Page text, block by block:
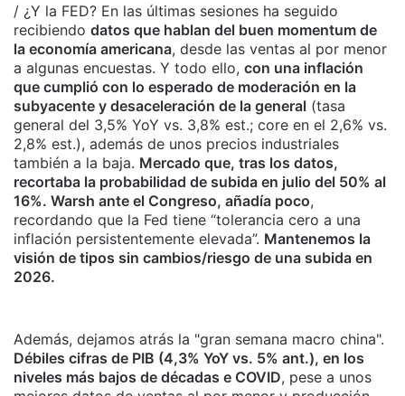
/ ¿Y la FED? En las últimas sesiones ha seguido
recibiendo datos que hablan del buen momentum de
la economía americana, desde las ventas al por menor
a algunas encuestas. Y todo ello, con una inflación
que cumplió con lo esperado de moderación en la
subyacente y desaceleración de la general (tasa
general del 3,5% YoY vs. 3,8% est.; core en el 2,6% vs.
2,8% est.), además de unos precios industriales
también a la baja. Mercado que, tras los datos,
recortaba la probabilidad de subida en julio del 50% al
16%. Warsh ante el Congreso, añadía poco,
recordando que la Fed tiene “tolerancia cero a una
inflación persistentemente elevada”. Mantenemos la
visión de tipos sin cambios/riesgo de una subida en
2026.
Además, dejamos atrás la "gran semana macro china".
Débiles cifras de PIB (4,3% YoY vs. 5% ant.), en los
niveles más bajos de décadas e COVID, pese a unos